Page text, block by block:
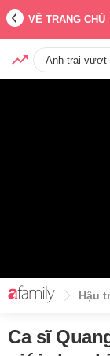
VỀ TRANG CHỦ
Anh trai vượt
Hậu
Ca sĩ